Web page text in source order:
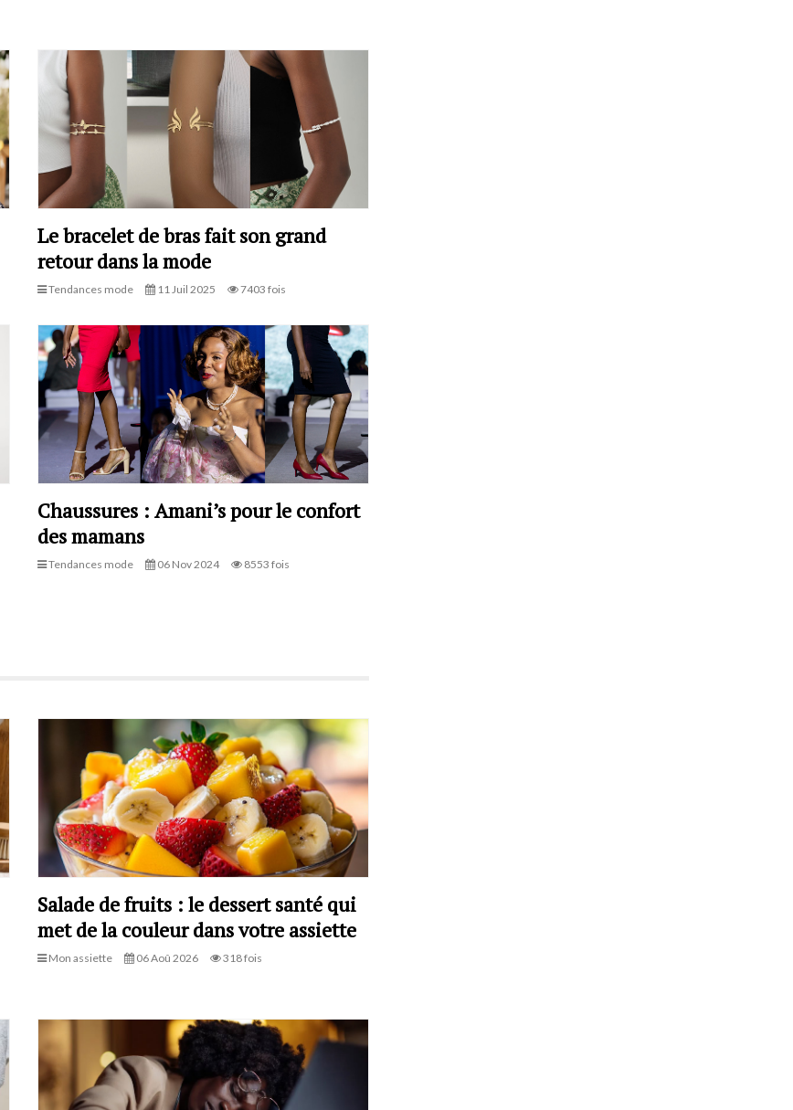
Le bracelet de bras fait son grand
retour dans la mode
Tendances mode 11 Juil 2025 7403 fois
Chaussures : Amani’s pour le confort
des mamans
Tendances mode 06 Nov 2024 8553 fois
Salade de fruits : le dessert santé qui
met de la couleur dans votre assiette
Mon assiette 06 Aoû 2026 318 fois